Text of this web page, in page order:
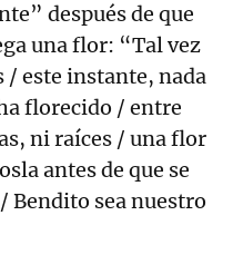
después de que
una flor: “Tal vez
/ este instante, nada
florecido / entre
ni raíces / una flor
antes de que se
Bendito sea nuestro